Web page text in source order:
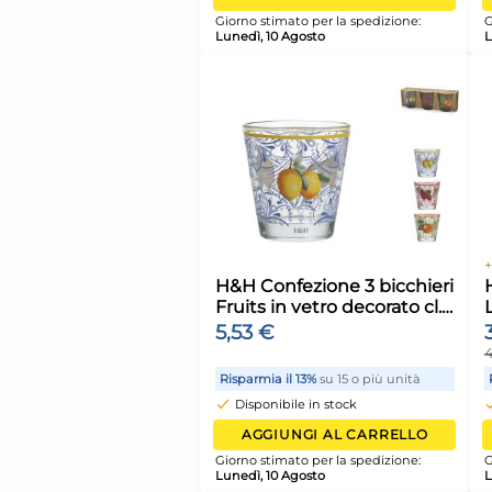
Bundle Clendy 25
Como Ml 75 Caffè
19,67 €